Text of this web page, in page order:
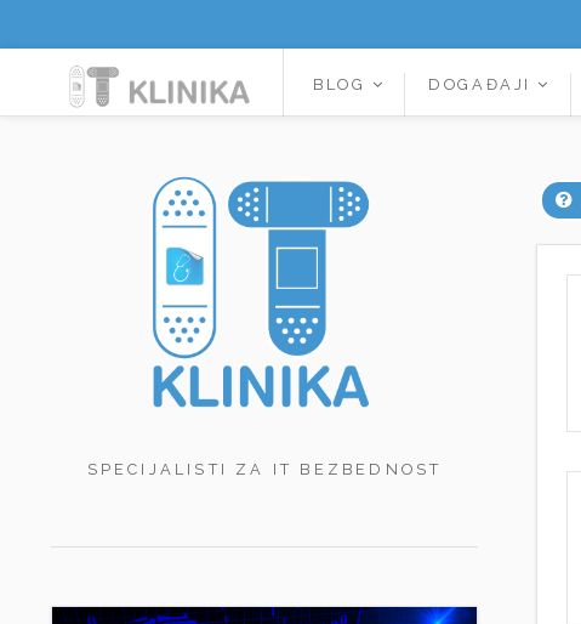
BLOG DOGAĐAJI
SPECIJALISTI ZA IT BEZBEDNOST